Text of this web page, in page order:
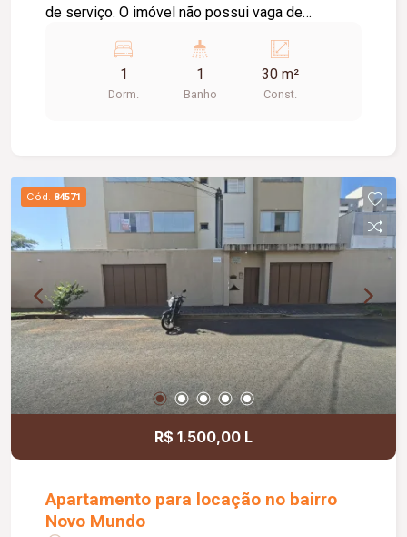
de serviço. O imóvel não possui vaga de
Aproveite a oportunidade de conhecer este
1
Dorm.
1
Banho
30 m²
Const.
Cód. 84571
R$ 1.500,00 L
Apartamento para locação no bairro
Novo Mundo